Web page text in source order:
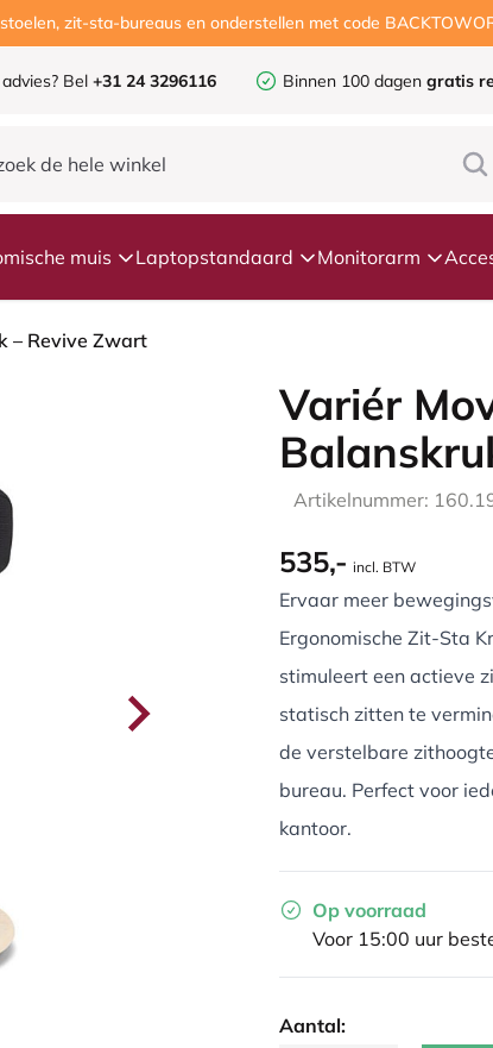
zit-sta-bureaus en onderstellen met code
Bel +31 24 3296116 Binnen 100 dagen gratis
muis Laptopstandaard Monitorarm
– Revive Zwart
Variér
Artikelnummer:
535,- incl. BTW
Ervaar meer
Ergonomische Zit-Sta
stimuleert een actieve
statisch zitten te
de verstelbare
bureau. Perfect voor
kantoor.
Op voorraad
Voor 15:00 uur
Aantal: